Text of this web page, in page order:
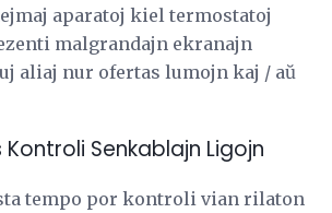
aparatoj kiel termostatoj
malgrandajn ekranajn
aliaj nur ofertas lumojn kaj / aŭ
Kontroli Senkablajn Ligojn
tempo por kontroli vian rilaton